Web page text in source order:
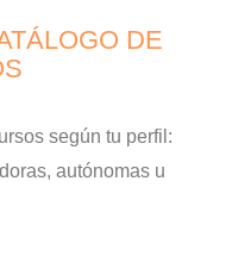
DE
según tu perfil:
autónomas u